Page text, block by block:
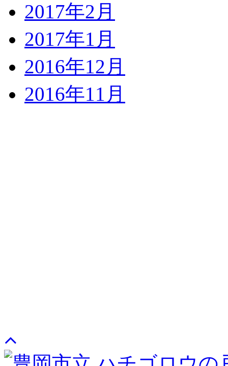
2017年2月
2017年1月
2016年12月
2016年11月